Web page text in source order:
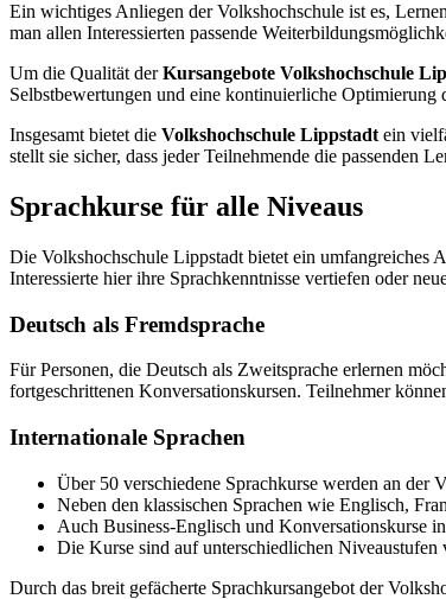
Ein wichtiges Anliegen der Volkshochschule ist es,
man allen Interessierten passende
Um die Qualität derKursangebote Volkshochschule
Selbstbewertungen und eine kontinuierliche
Insgesamt bietet die Volkshochschule Lippstadt ein
stellt sie sicher, dass jeder Teilnehmende die passenden
Sprachkurse für alle Niveaus
Die Volkshochschule Lippstadt bietet ein umfangreiches
Interessierte hier ihre Sprachkenntnisse vertiefen oder
Deutsch als Fremdsprache
Für Personen, die Deutsch als Zweitsprache erlernen
fortgeschrittenen Konversationskursen. Teilnehmer
Internationale Sprachen
Über 50 verschiedene Sprachkurse werden an
Neben den klassischen Sprachen wie Englisch,
Auch Business-Englisch und Konversationskurse
Die Kurse sind auf unterschiedlichen
Durch das breit gefächerte Sprachkursangebot der